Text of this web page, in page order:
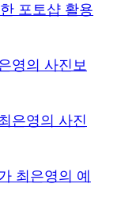
포토샵 활용
영의 사진보
은영의 사진
최은영의 예